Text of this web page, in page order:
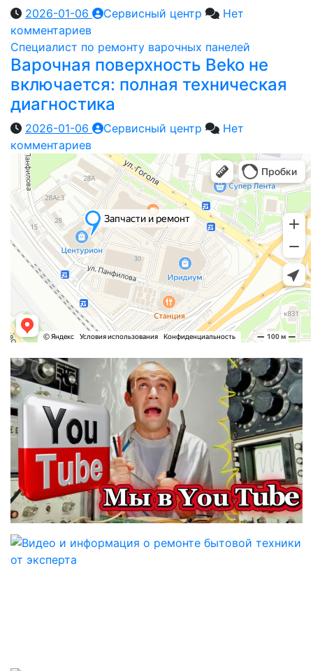
2026-01-06 Сервисный центр
Нет
комментариев
Специалист по ремонту варочных панелей
Варочная поверхность Beko не
включается: полная техническая
диагностика
2026-01-06 Сервисный центр
Нет
комментариев